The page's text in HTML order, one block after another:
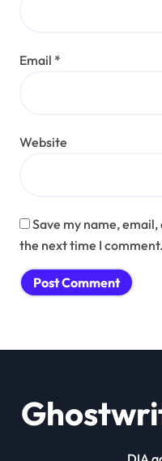
Email *
Website
Save my name,
the next time I comment.